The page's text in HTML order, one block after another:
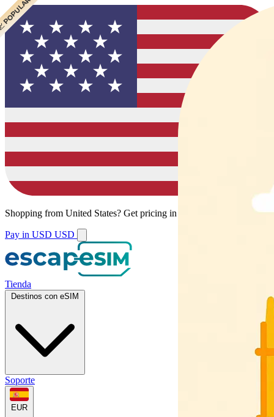
Shopping from United States? Get pricing in your local currency.
Pay in USD USD
Tienda
Destinos con eSIM
Soporte
EUR